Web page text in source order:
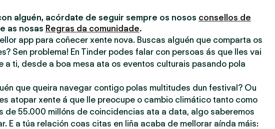
alguén, acórdate de seguir sempre os nosos consellos de
e as nosas Regras da comunidade.
app para coñecer xente nova. Buscas alguén que comparta os
Sen problema! En Tinder podes falar con persoas ás que lles vai
a ti, desde a boa mesa ata os eventos culturais pasando pola
que queira navegar contigo polas multitudes dun festival? Ou
atopar xente á que lle preocupe o cambio climático tanto como
de 55.000 millóns de coincidencias ata a data, algo saberemos
E a túa relación coas citas en liña acaba de mellorar aínda máis: